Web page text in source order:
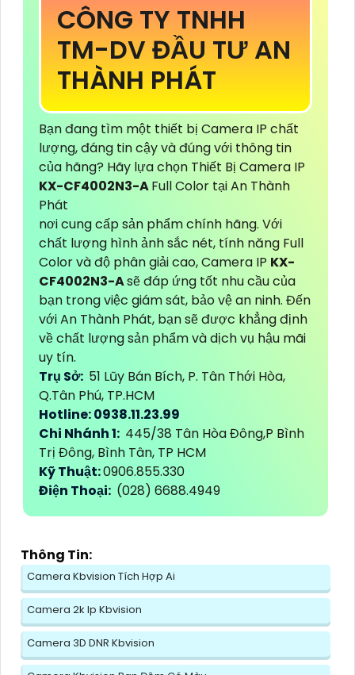
CÔNG TY TNHH
TM-DV ĐẦU TƯ AN
THÀNH PHÁT
Bạn đang tìm một thiết bị Camera IP chất
lượng, đáng tin cậy và đúng với thông tin
của hãng? Hãy lựa chọn Thiết Bị Camera IP
KX-CF4002N3-AFull Color tại An Thành
Phát
nơi cung cấp sản phẩm chính hãng. Với
chất lượng hình ảnh sắc nét, tính năng Full
Color và độ phân giải cao, Camera IP KX-
CF4002N3-Asẽ đáp ứng tốt nhu cầu của
bạn trong việc giám sát, bảo vệ an ninh. Đến
với An Thành Phát, bạn sẽ được khẳng định
về chất lượng sản phẩm và dịch vụ hậu mãi
uy tín.
Trụ Sở: 51 Lũy Bán Bích, P. Tân Thới Hòa,
Q.Tân Phú, TP.HCM
Hotline: 0938.11.23.99
Chi Nhánh 1: 445/38 Tân Hòa Đông,P Bình
Trị Đông, Bình Tân, TP HCM
Kỹ Thuật:0906.855.330
Điện Thoại: (028) 6688.4949
Thông Tin:
Camera Kbvision Tích Hợp Ai
Camera 2k Ip Kbvision
Camera 3D DNR Kbvision